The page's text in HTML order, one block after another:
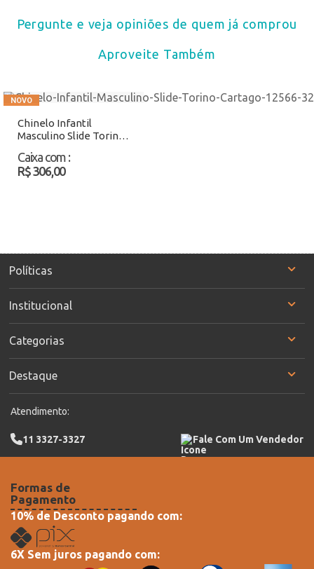
Pergunte e veja opiniões de quem já comprou
Aproveite Também
Chinelo Infantil
Masculino Slide Torino
Atacado
Caixa com :
R$ 306,00
Políticas
Institucional
Categorias
Destaque
Atendimento:
11 3327-3327 Fale Com Um Vendedor
Formas de
Pagamento
10% de Desconto pagando com:
6X Sem juros pagando com: